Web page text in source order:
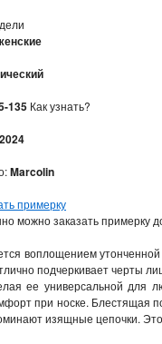
135 Как узнать?
2024
Marcolin
примерку
можно заказать примерку
воплощением
подчеркивает черты
ее универсальной для
при носке. Блестящая
изящные цепочки.